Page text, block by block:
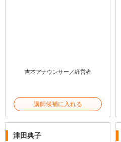
吉本アナウンサー／経営者
講師候補に入れる
津田典子